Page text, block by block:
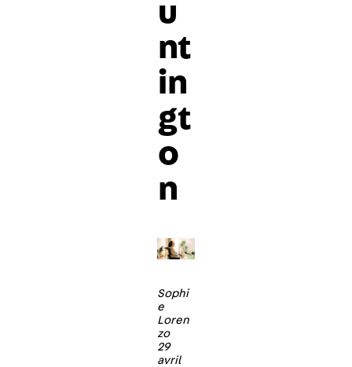
u
nt
in
gt
o
n
Sophi
e
Loren
zo
29
avril